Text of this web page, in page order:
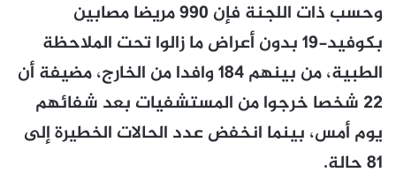
وحسب ذات اللجنة فإن 990 مريضا مصابين
بكوفيد-19 بدون أعراض ما زالوا تحت الملاحظة
الطبية، من بينهم 184 وافدا من الخارج، مضيفة أن
22 شخصا خرجوا من المستشفيات بعد شفائهم
يوم أمس، بينما انخفض عدد الحالات الخطيرة إلى
81 حالة.